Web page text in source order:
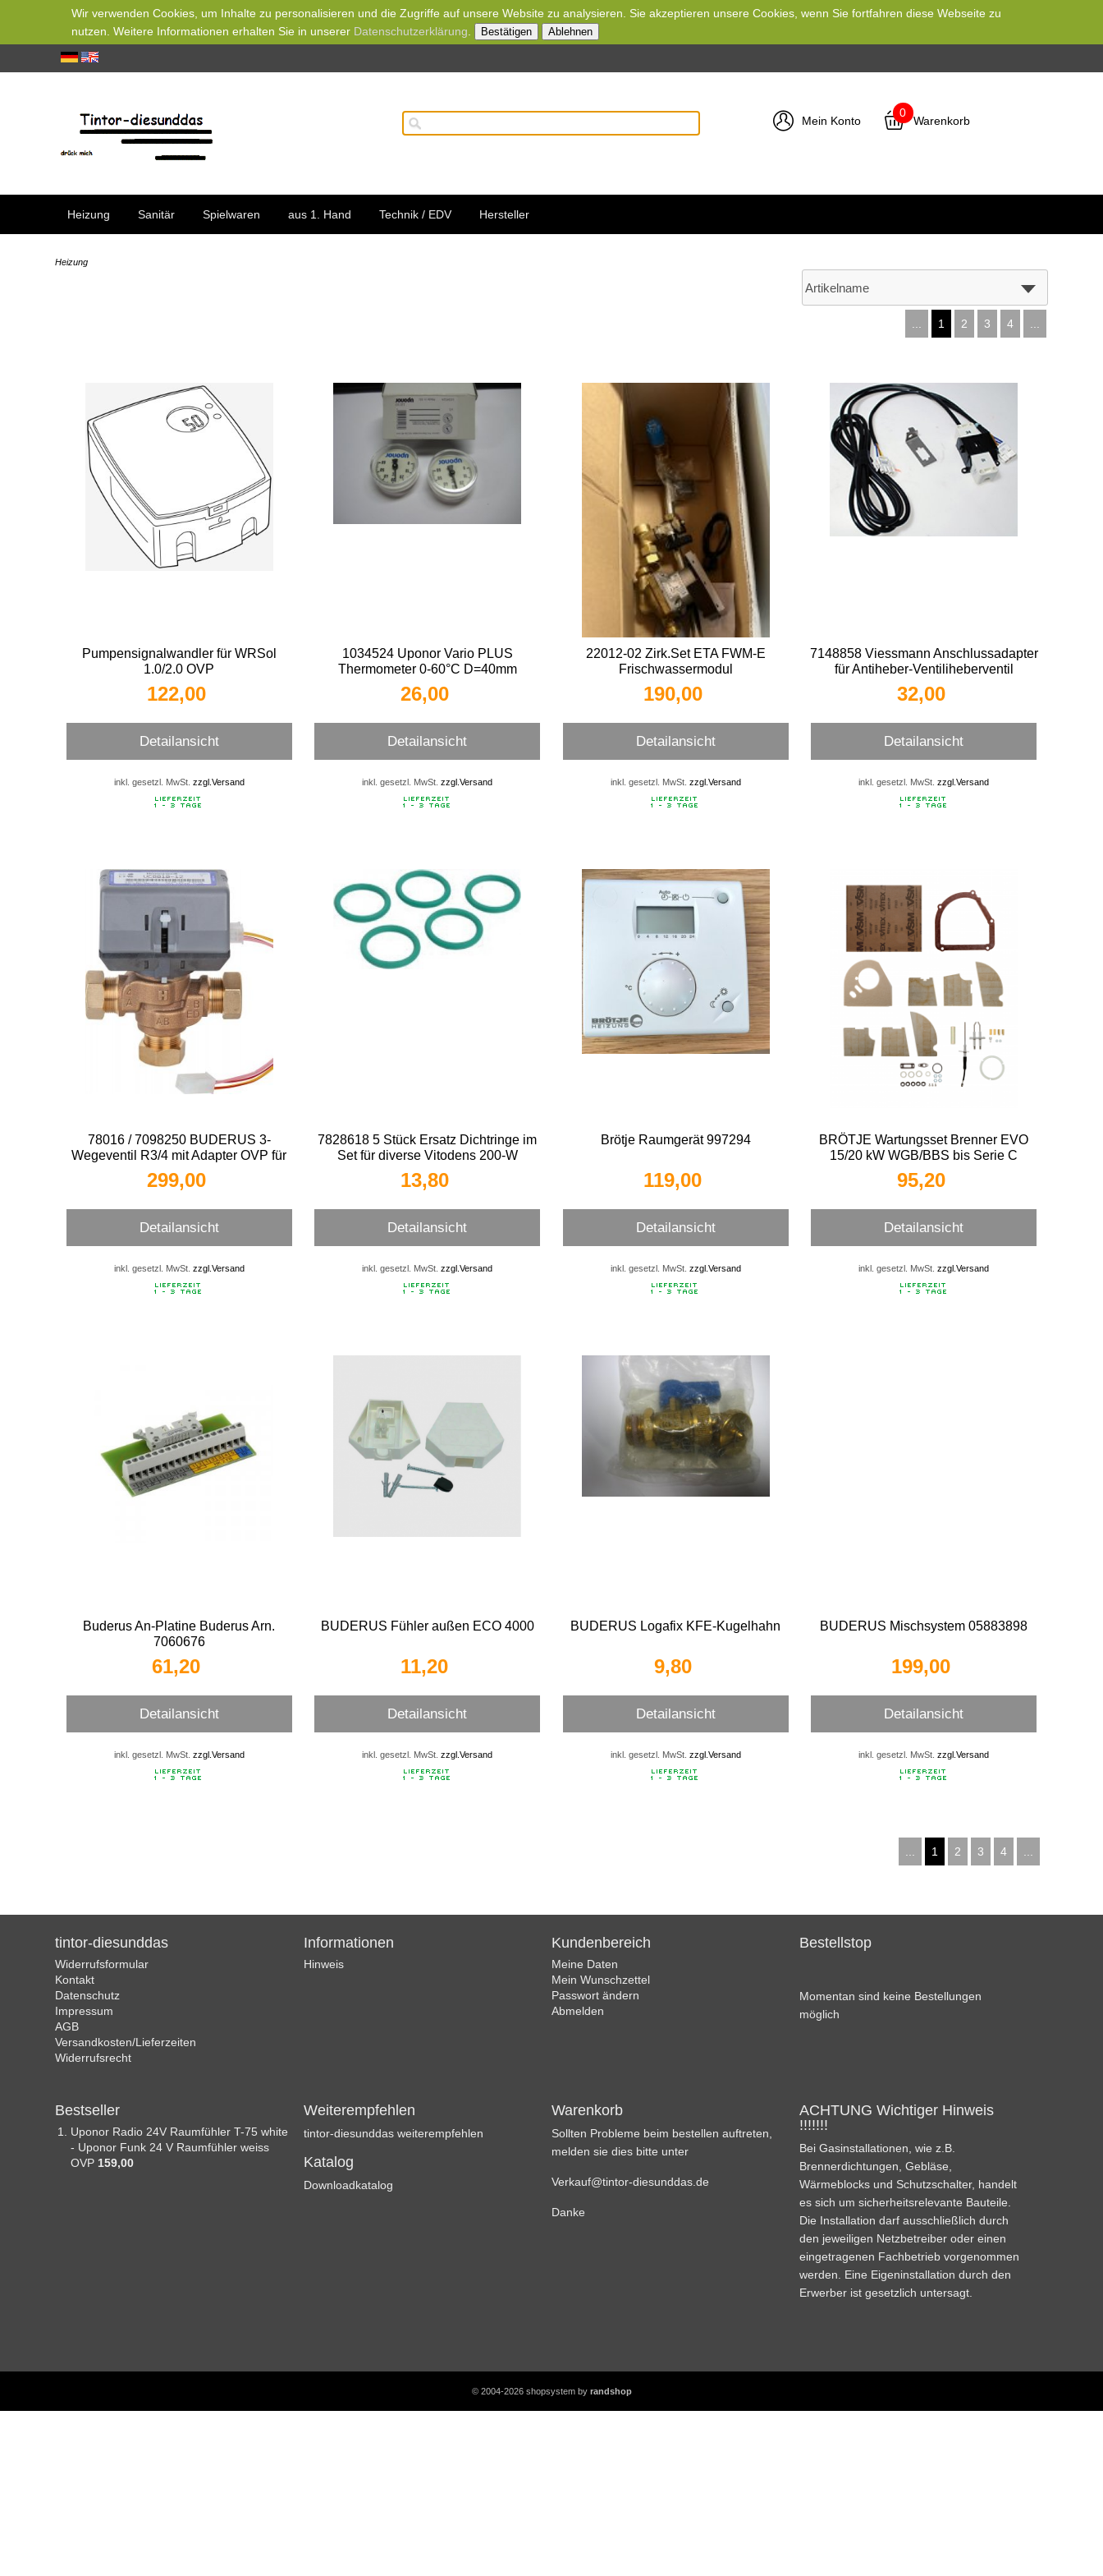
Wir verwenden Cookies, um Inhalte zu personalisieren und die Zugriffe auf unsere Website zu analysieren. Sie akzeptieren unsere Cookies, wenn Sie fortfahren diese Webseite zu
nutzen. Weitere Informationen erhalten Sie in unserer Datenschutzerklärung Bestätigen Ablehnen
Mein Konto
0
Warenkorb
Heizung Sanitär Spielwaren aus 1. Hand Technik / EDV Hersteller
Heizung
1 2 3 4
Pumpensignalwandler für WRSol
1.0/2.0 OVP
122,00 
Detailansicht
inkl. gesetzl. MwSt. zzgl.Versand
1034524 Uponor Vario PLUS
Thermometer 0-60°C D=40mm
26,00 
Detailansicht
inkl. gesetzl. MwSt.zzgl.Versand
22012-02 Zirk.Set ETA FWM-E
Frischwassermodul
190,00 
Detailansicht
inkl. gesetzl. MwSt. zzgl.Versand
7148858 Viessmann Anschlussadapter
für Antiheber-Ventiliheberventil
32,00 
Detailansicht
inkl. gesetzl. MwSt.zzgl.Versand
78016 / 7098250 BUDERUS 3-
Wegeventil R3/4 mit Adapter OVP für
GB 142
299,00 
Detailansicht
inkl. gesetzl. MwSt. zzgl.Versand
7828618 5 Stück Ersatz Dichtringe im
Set für diverse Vitodens 200-W
13,80 
Detailansicht
inkl. gesetzl. MwSt.zzgl.Versand
Brötje Raumgerät 997294
119,00 
Detailansicht
inkl. gesetzl. MwSt. zzgl.Versand
BRÖTJE Wartungsset Brenner EVO
15/20 kW WGB/BBS bis Serie C
95,20 
Detailansicht
inkl. gesetzl. MwSt.zzgl.Versand
Buderus An-Platine Buderus Arn.
7060676
61,20 
Detailansicht
inkl. gesetzl. MwSt. zzgl.Versand
BUDERUS Fühler außen ECO 4000
11,20 
Detailansicht
inkl. gesetzl. MwSt.zzgl.Versand
BUDERUS Logafix KFE-Kugelhahn
9,80 
Detailansicht
inkl. gesetzl. MwSt. zzgl.Versand
BUDERUS Mischsystem 05883898
199,00 
Detailansicht
inkl. gesetzl. MwSt.zzgl.Versand
1 2 3 4
tintor-diesunddas
Widerrufsformular
Kontakt
Datenschutz
Impressum
AGB
Versandkosten/Lieferzeiten
Widerrufsrecht
Informationen
Hinweis
Kundenbereich
Meine Daten
Mein Wunschzettel
Passwort ändern
Abmelden
Bestellstop
Momentan sind keine Bestellungen
möglich
Bestseller
Uponor Radio 24V Raumfühler T-75 white
- Uponor Funk 24 V Raumfühler weiss
OVP 159,00 
Weiterempfehlen
tintor-diesunddas weiterempfehlen
Katalog
Downloadkatalog
Warenkorb
Sollten Probleme beim bestellen auftreten,
melden sie dies bitte unter
Verkauf@tintor-diesunddas.de
Danke
ACHTUNG Wichtiger Hinweis
!!!!!!!
Bei Gasinstallationen, wie z.B.
Brennerdichtungen, Gebläse,
Wärmeblocks und Schutzschalter, handelt
es sich um sicherheitsrelevante Bauteile.
Die Installation darf ausschließlich durch
den jeweiligen Netzbetreiber oder einen
eingetragenen Fachbetrieb vorgenommen
werden. Eine Eigeninstallation durch den
Erwerber ist gesetzlich untersagt.
© 2004-2026 shopsystem by randshop